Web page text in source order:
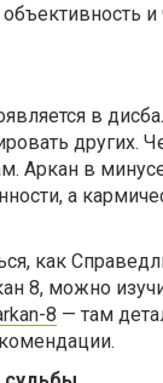
в
других.
Аркан в
а
как
8, можно
8 — там